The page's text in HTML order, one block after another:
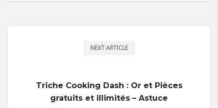
NEXT ARTICLE
Triche Cooking Dash : Or et Pièces
gratuits et illimités – Astuce